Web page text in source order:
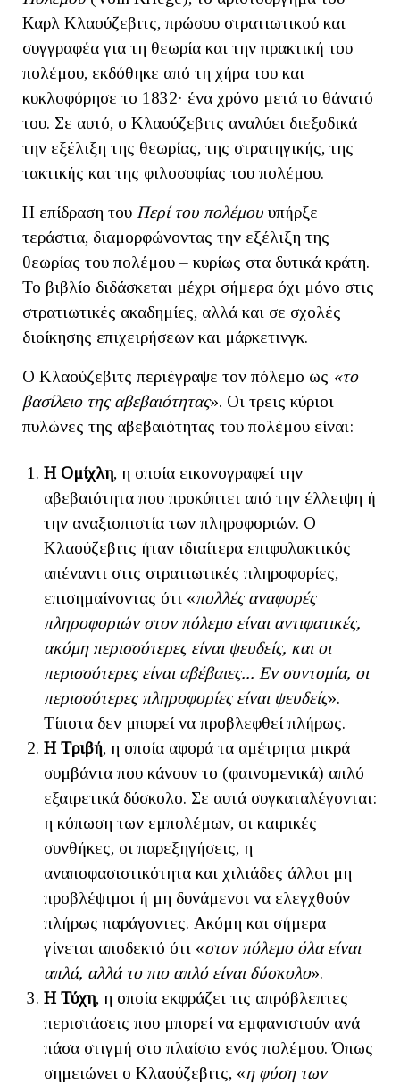
Καρλ Κλαούζεβιτς, πρώσου στρατιωτικού και
συγγραφέα για τη θεωρία και την πρακτική του
πολέμου, εκδόθηκε από τη χήρα του και
κυκλοφόρησε το 1832· ένα χρόνο μετά το θάνατό
του. Σε αυτό, ο Κλαούζεβιτς αναλύει διεξοδικά
την εξέλιξη της θεωρίας, της στρατηγικής, της
τακτικής και της φιλοσοφίας του πολέμου.
Η επίδραση του Περί του πολέμου υπήρξε
τεράστια, διαμορφώνοντας την εξέλιξη της
θεωρίας του πολέμου – κυρίως στα δυτικά κράτη.
Το βιβλίο διδάσκεται μέχρι σήμερα όχι μόνο στις
στρατιωτικές ακαδημίες, αλλά και σε σχολές
διοίκησης επιχειρήσεων και μάρκετινγκ.
Ο Κλαούζεβιτς περιέγραψε τον πόλεμο ως «το
βασίλειο της αβεβαιότητας». Οι τρεις κύριοι
πυλώνες της αβεβαιότητας του πολέμου είναι:
Η Ομίχλη, η οποία εικονογραφεί την
αβεβαιότητα που προκύπτει από την έλλειψη ή
την αναξιοπιστία των πληροφοριών. Ο
Κλαούζεβιτς ήταν ιδιαίτερα επιφυλακτικός
απέναντι στις στρατιωτικές πληροφορίες,
επισημαίνοντας ότι «πολλές αναφορές
πληροφοριών στον πόλεμο είναι αντιφατικές,
ακόμη περισσότερες είναι ψευδείς, και οι
περισσότερες είναι αβέβαιες... Εν συντομία, οι
περισσότερες πληροφορίες είναι ψευδείς».
Τίποτα δεν μπορεί να προβλεφθεί πλήρως.
Η Τριβή, η οποία αφορά τα αμέτρητα μικρά
συμβάντα που κάνουν το (φαινομενικά) απλό
εξαιρετικά δύσκολο. Σε αυτά συγκαταλέγονται:
η κόπωση των εμπολέμων, οι καιρικές
συνθήκες, οι παρεξηγήσεις, η
αναποφασιστικότητα και χιλιάδες άλλοι μη
προβλέψιμοι ή μη δυνάμενοι να ελεγχθούν
πλήρως παράγοντες. Ακόμη και σήμερα
γίνεται αποδεκτό ότι «στον πόλεμο όλα είναι
απλά, αλλά το πιο απλό είναι δύσκολο».
Η Τύχη, η οποία εκφράζει τις απρόβλεπτες
περιστάσεις που μπορεί να εμφανιστούν ανά
πάσα στιγμή στο πλαίσιο ενός πολέμου. Όπως
σημειώνει ο Κλαούζεβιτς, «η φύση των